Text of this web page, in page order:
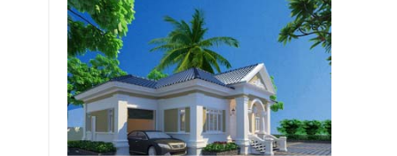
12,000,000₫
đến
50,000,000₫